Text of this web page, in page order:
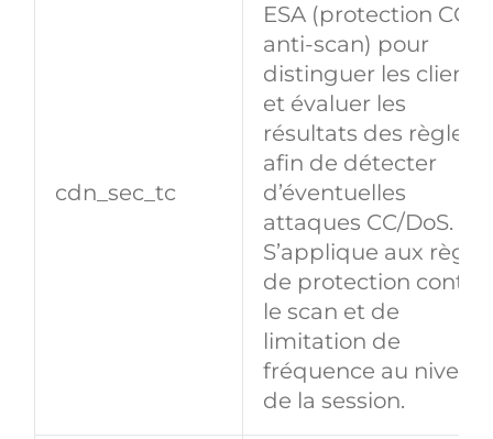
cdn_sec_tc
ESA (protection CC
anti‑scan) pour
distinguer les clients
et évaluer les
résultats des règles
afin de détecter
d’éventuelles
attaques CC/DoS.
S’applique aux
de protection contre
le scan et de
limitation de
fréquence au niveau
de la session.